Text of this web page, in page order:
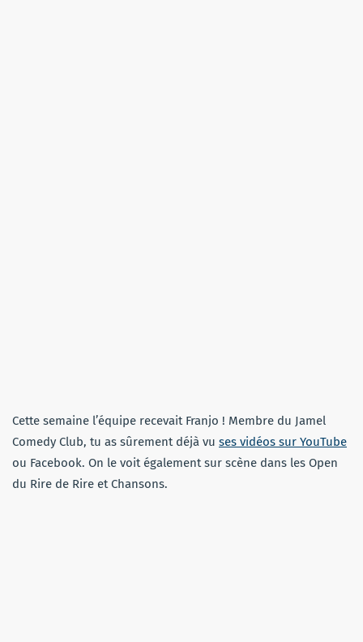
Cette semaine l’équipe recevait Franjo ! Membre du Jamel
Comedy Club, tu as sûrement déjà vu ses vidéos sur YouTube
ou Facebook. On le voit également sur scène dans les Open
du Rire de Rire et Chansons.